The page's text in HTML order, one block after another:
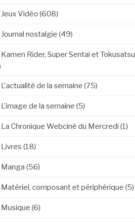
Jeux Vidéo (608)
Journal nostalgie (49)
Kamen Rider, Super Sentai et Tokusatsu
L'actualité de la semaine (75)
L'image de la semaine (5)
La Chronique Webciné du Mercredi (1)
Livres (18)
Manga (56)
Matériel, composant et périphérique (5)
Musique (6)